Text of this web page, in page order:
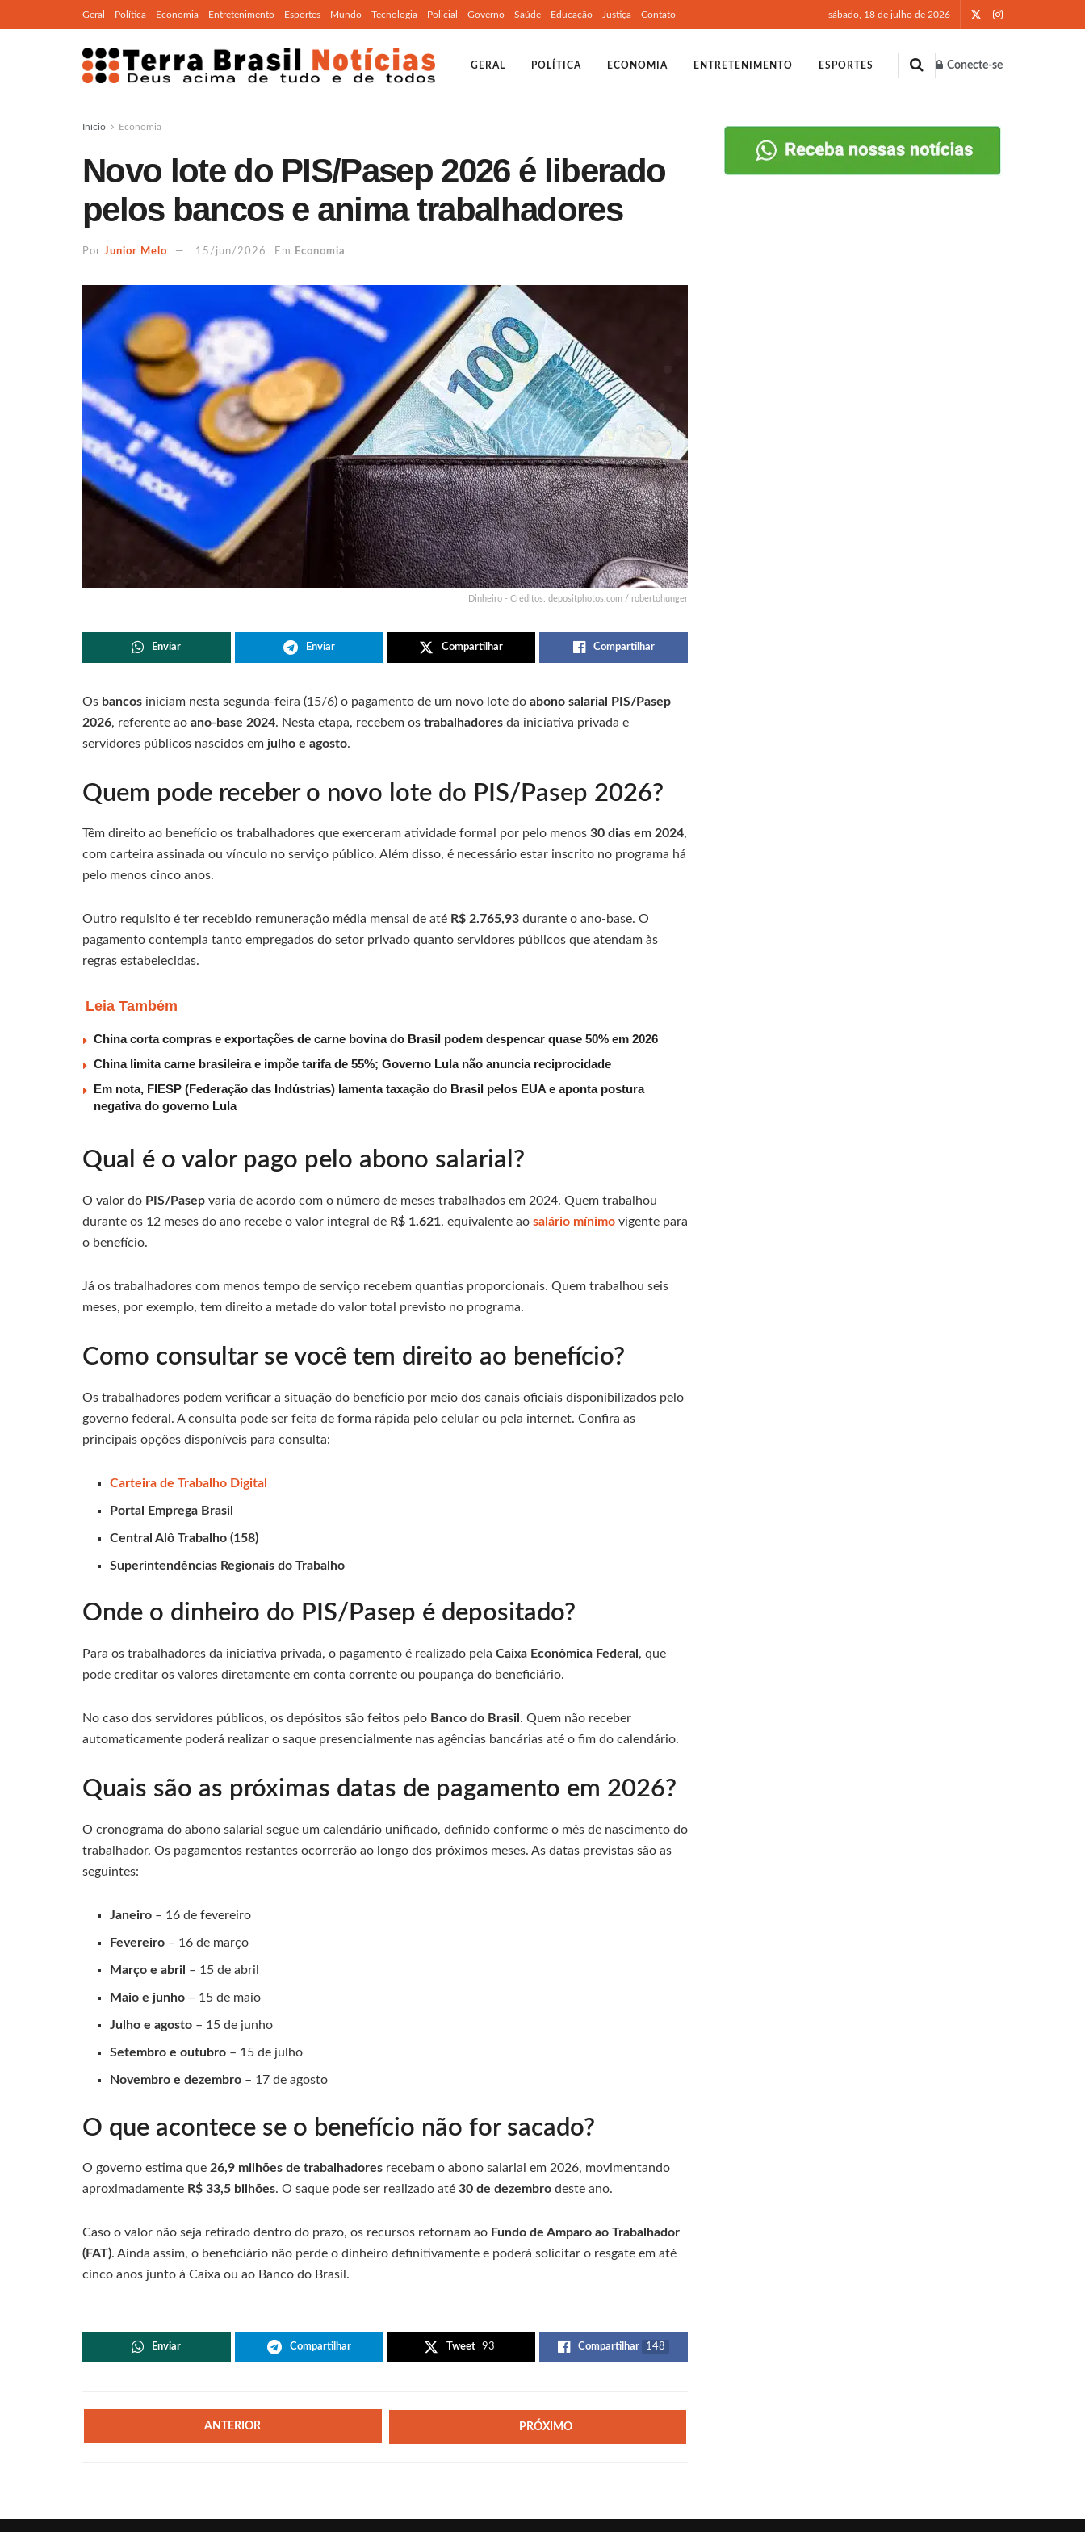
Geral Política Economia Entretenimento Esportes Mundo Tecnologia Policial Governo Saúde Educação Justiça Contato sábado, 18 de julho de 2026
GERAL POLÍTICA ECONOMIA ENTRETENIMENTO ESPORTES Conecte-se
Início Economia
Novo lote do PIS/Pasep 2026 é liberado
pelos bancos e anima trabalhadores
Por Junior Melo 15/jun/2026 Em Economia
Dinheiro - Créditos: depositphotos.com / robertohunger
Enviar Enviar Compartilhar Compartilhar
Os bancos iniciam nesta segunda-feira (15/6) o pagamento de um novo lote do abono salarial PIS/Pasep
2026, referente ao ano-base 2024. Nesta etapa, recebem os trabalhadores da iniciativa privada e
servidores públicos nascidos em julho e agosto.
Quem pode receber o novo lote do PIS/Pasep 2026?
Têm direito ao benefício os trabalhadores que exerceram atividade formal por pelo menos 30 dias em 2024,
com carteira assinada ou vínculo no serviço público. Além disso, é necessário estar inscrito no programa há
pelo menos cinco anos.
Outro requisito é ter recebido remuneração média mensal de até R$ 2.765,93 durante o ano-base. O
pagamento contempla tanto empregados do setor privado quanto servidores públicos que atendam às
regras estabelecidas.
Leia Também
China corta compras e exportações de carne bovina do Brasil podem despencar quase 50% em 2026
China limita carne brasileira e impõe tarifa de 55%; Governo Lula não anuncia reciprocidade
Em nota, FIESP (Federação das Indústrias) lamenta taxação do Brasil pelos EUA e aponta postura
negativa do governo Lula
Qual é o valor pago pelo abono salarial?
O valor do PIS/Pasep varia de acordo com o número de meses trabalhados em 2024. Quem trabalhou
durante os 12 meses do ano recebe o valor integral de R$ 1.621, equivalente ao salário mínimo vigente para
o benefício.
Já os trabalhadores com menos tempo de serviço recebem quantias proporcionais. Quem trabalhou seis
meses, por exemplo, tem direito a metade do valor total previsto no programa.
Como consultar se você tem direito ao benefício?
Os trabalhadores podem verificar a situação do benefício por meio dos canais oficiais disponibilizados pelo
governo federal. A consulta pode ser feita de forma rápida pelo celular ou pela internet. Confira as
principais opções disponíveis para consulta:
Carteira de Trabalho Digital
Portal Emprega Brasil
Central Alô Trabalho (158)
Superintendências Regionais do Trabalho
Onde o dinheiro do PIS/Pasep é depositado?
Para os trabalhadores da iniciativa privada, o pagamento é realizado pela Caixa Econômica Federal , que
pode creditar os valores diretamente em conta corrente ou poupança do beneficiário.
No caso dos servidores públicos, os depósitos são feitos pelo Banco do Brasil . Quem não receber
automaticamente poderá realizar o saque presencialmente nas agências bancárias até o fim do calendário.
Quais são as próximas datas de pagamento em 2026?
O cronograma do abono salarial segue um calendário unificado, definido conforme o mês de nascimento do
trabalhador. Os pagamentos restantes ocorrerão ao longo dos próximos meses. As datas previstas são as
seguintes:
Janeiro – 16 de fevereiro
Fevereiro – 16 de março
Março e abril – 15 de abril
Maio e junho – 15 de maio
Julho e agosto – 15 de junho
Setembro e outubro – 15 de julho
Novembro e dezembro – 17 de agosto
O que acontece se o benefício não for sacado?
O governo estima que 26,9 milhões de trabalhadores recebam o abono salarial em 2026, movimentando
aproximadamente R$ 33,5 bilhões. O saque pode ser realizado até 30 de dezembro deste ano.
Caso o valor não seja retirado dentro do prazo, os recursos retornam ao Fundo de Amparo ao Trabalhador
(FAT). Ainda assim, o beneficiário não perde o dinheiro definitivamente e poderá solicitar o resgate em até
cinco anos junto à Caixa ou ao Banco do Brasil.
Enviar Compartilhar Tweet 93 Compartilhar 148
ANTERIOR PRÓXIMO